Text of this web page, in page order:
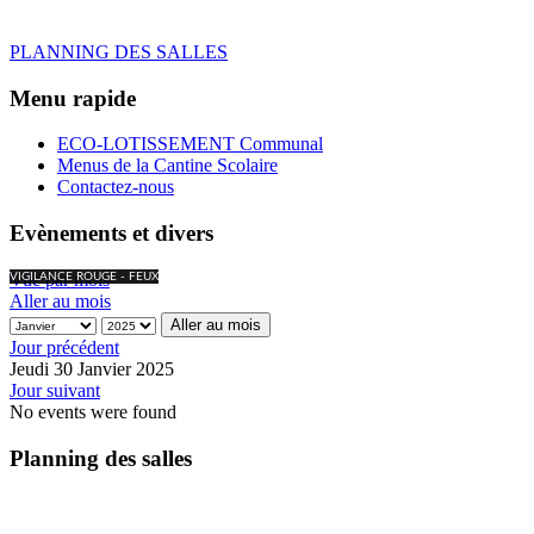
PLANNING DES SALLES
Menu rapide
ECO-LOTISSEMENT Communal
Menus de la Cantine Scolaire
Contactez-nous
Evènements et divers
VIGILANCE ROUGE - FEUX
Vue par mois
Aller au mois
Aller au mois
Jour précédent
Jeudi 30 Janvier 2025
Jour suivant
No events were found
Planning des salles